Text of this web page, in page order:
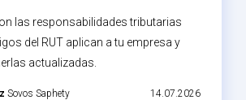
las responsabilidades tributarias
del RUT aplican a tu empresa y
actualizadas.
Sovos Saphety 14.07.2026